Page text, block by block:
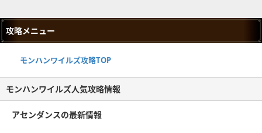
攻略メニュー
モンハンワイルズ攻略TOP
モンハンワイルズ人気攻略情報
アセンダンスの最新情報